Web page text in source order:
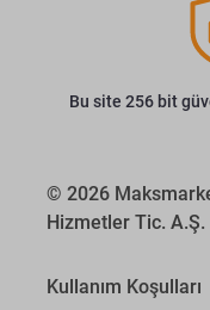
Bu site 256 bit
© 2026
Hizmetler Tic. A.Ş.
Kullanım Koşulları